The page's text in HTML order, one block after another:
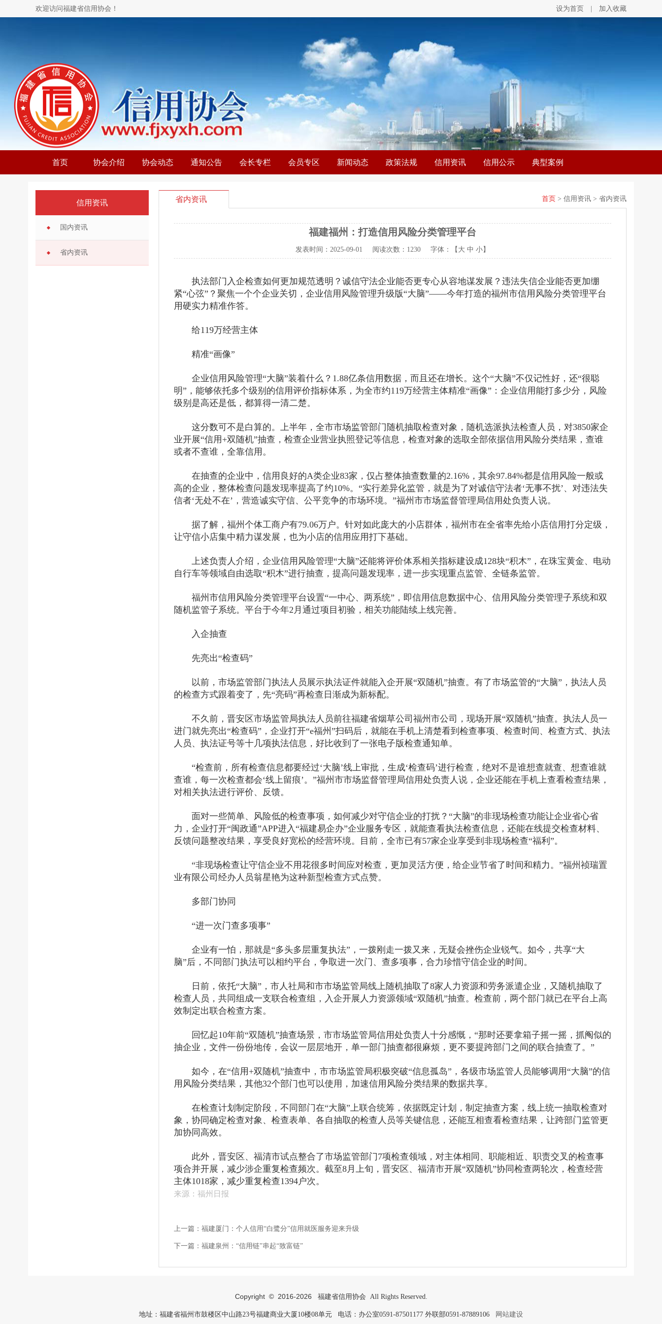
欢迎访问福建省信用协会！ 设为首页 加入收藏
首页 协会介绍 协会动态 通知公告 会长专栏 会员专区 新闻动态 政策法规 信用资讯 信用公示 典型案例
信用资讯
国内资讯
省内资讯
省内资讯 首页 > 信用资讯 > 省内资讯
福建福州：打造信用风险分类管理平台
发表时间： 2025-09-01 阅读次数： 1230 字体：【 大 中 小】
执法部门入企检查如何更加规范透明？诚信守法企业能否更专心从容地谋发展？违法失信企业能否更加绷
紧“心弦”？聚焦一个个企业关切，企业信用风险管理升级版“大脑”——今年打造的福州市信用风险分类管理平台
用硬实力精准作答。
给119万经营主体
精准“画像”
企业信用风险管理“大脑”装着什么？1.88亿条信用数据，而且还在增长。这个“大脑”不仅记性好，还“很聪
明”，能够依托多个级别的信用评价指标体系，为全市约119万经营主体精准“画像”：企业信用能打多少分，风险
级别是高还是低，都算得一清二楚。
这分数可不是白算的。上半年，全市市场监管部门随机抽取检查对象，随机选派执法检查人员，对3850家企
业开展“信用+双随机”抽查，检查企业营业执照登记等信息，检查对象的选取全部依据信用风险分类结果，查谁
或者不查谁，全靠信用。
在抽查的企业中，信用良好的A类企业83家，仅占整体抽查数量的2.16%，其余97.84%都是信用风险一般或
高的企业，整体检查问题发现率提高了约10%。“实行差异化监管，就是为了对诚信守法者‘无事不扰’、对违法失
信者‘无处不在’，营造诚实守信、公平竞争的市场环境。”福州市市场监督管理局信用处负责人说。
据了解，福州个体工商户有79.06万户。针对如此庞大的小店群体，福州市在全省率先给小店信用打分定级，
让守信小店集中精力谋发展，也为小店的信用应用打下基础。
上述负责人介绍，企业信用风险管理“大脑”还能将评价体系相关指标建设成128块“积木”，在珠宝黄金、电动
自行车等领域自由选取“积木”进行抽查，提高问题发现率，进一步实现重点监管、全链条监管。
福州市信用风险分类管理平台设置“一中心、两系统”，即信用信息数据中心、信用风险分类管理子系统和双
随机监管子系统。平台于今年2月通过项目初验，相关功能陆续上线完善。
入企抽查
先亮出“检查码”
以前，市场监管部门执法人员展示执法证件就能入企开展“双随机”抽查。有了市场监管的“大脑”，执法人员
的检查方式跟着变了，先“亮码”再检查日渐成为新标配。
不久前，晋安区市场监管局执法人员前往福建省烟草公司福州市公司，现场开展“双随机”抽查。执法人员一
进门就先亮出“检查码”，企业打开“e福州”扫码后，就能在手机上清楚看到检查事项、检查时间、检查方式、执法
人员、执法证号等十几项执法信息，好比收到了一张电子版检查通知单。
“检查前，所有检查信息都要经过‘大脑’线上审批，生成‘检查码’进行检查，绝对不是谁想查就查、想查谁就
查谁，每一次检查都会‘线上留痕’。”福州市市场监督管理局信用处负责人说，企业还能在手机上查看检查结果，
对相关执法进行评价、反馈。
面对一些简单、风险低的检查事项，如何减少对守信企业的打扰？“大脑”的非现场检查功能让企业省心省
力，企业打开“闽政通”APP进入“福建易企办”企业服务专区，就能查看执法检查信息，还能在线提交检查材料、
反馈问题整改结果，享受良好宽松的经营环境。目前，全市已有57家企业享受到非现场检查“福利”。
“非现场检查让守信企业不用花很多时间应对检查，更加灵活方便，给企业节省了时间和精力。”福州祯瑞置
业有限公司经办人员翁星艳为这种新型检查方式点赞。
多部门协同
“进一次门查多项事”
企业有一怕，那就是“多头多层重复执法”，一拨刚走一拨又来，无疑会挫伤企业锐气。如今，共享“大
脑”后，不同部门执法可以相约平台，争取进一次门、查多项事，合力珍惜守信企业的时间。
日前，依托“大脑”，市人社局和市市场监管局线上随机抽取了8家人力资源和劳务派遣企业，又随机抽取了
检查人员，共同组成一支联合检查组，入企开展人力资源领域“双随机”抽查。检查前，两个部门就已在平台上高
效制定出联合检查方案。
回忆起10年前“双随机”抽查场景，市市场监管局信用处负责人十分感慨，“那时还要拿箱子摇一摇，抓阄似的
抽企业，文件一份份地传，会议一层层地开，单一部门抽查都很麻烦，更不要提跨部门之间的联合抽查了。”
如今，在“信用+双随机”抽查中，市市场监管局积极突破“信息孤岛”，各级市场监管人员能够调用“大脑”的信
用风险分类结果，其他32个部门也可以使用，加速信用风险分类结果的数据共享。
在检查计划制定阶段，不同部门在“大脑”上联合统筹，依据既定计划，制定抽查方案，线上统一抽取检查对
象，协同确定检查对象、检查表单、各自抽取的检查人员等关键信息，还能互相查看检查结果，让跨部门监管更
加协同高效。
此外，晋安区、福清市试点整合了市场监管部门7项检查领域，对主体相同、职能相近、职责交叉的检查事
项合并开展，减少涉企重复检查频次。截至8月上旬，晋安区、福清市开展“双随机”协同检查两轮次，检查经营
主体1018家，减少重复检查1394户次。
来源：福州日报
上一篇： 福建厦门：个人信用“白鹭分”信用就医服务迎来升级
下一篇： 福建泉州：“信用链”串起“致富链”
Copyright © 2016-2026 福建省信用协会 All Rights Reserved.
地址：福建省福州市鼓楼区中山路23号福建商业大厦10楼08单元 电话：办公室0591-87501177 外联部0591-87889106 网站建设